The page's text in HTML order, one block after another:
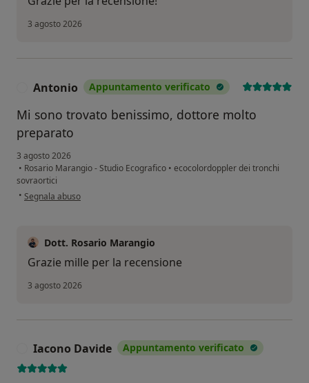
3 agosto 2026
Antonio Appuntamento verificato
Mi sono trovato benissimo, dottore molto
preparato
3 agosto 2026
• Rosario Marangio - Studio Ecografico • ecocolordoppler dei tronchi
sovraortici
• secondo l'opinione dell'utente Antonio
Segnala abuso
Dott. Rosario Marangio
Grazie mille per la recensione
3 agosto 2026
Iacono Davide Appuntamento verificato